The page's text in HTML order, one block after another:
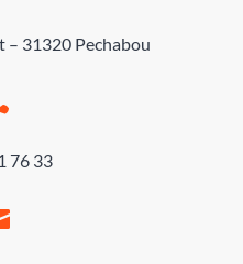
– 31320 Pechabou
76 33